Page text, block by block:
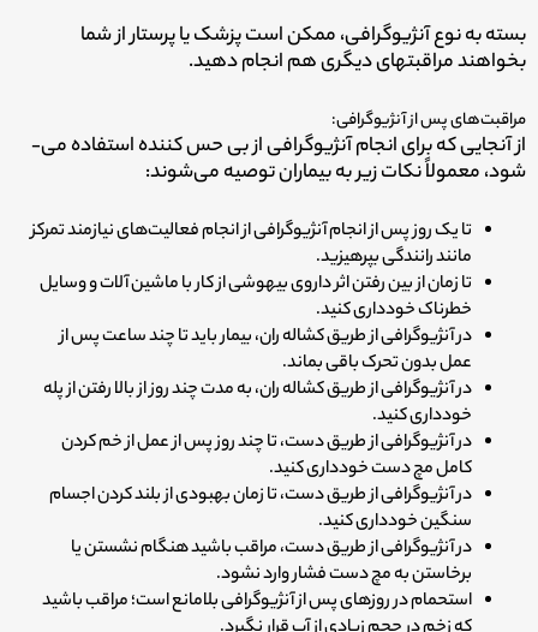
بسته به نوع آنژیوگرافی، ممکن است پزشک یا پرستار از شما
بخواهند مراقبت­های دیگری هم انجام دهید.
مراقبت‌های پس از آنژیوگرافی:
از آنجایی که برای انجام آنژیوگرافی از بی حس کننده استفاده می‌­
شود، معمولاً نکات زیر به بیماران توصیه می­‌شوند:
تا یک روز پس از انجام آنژیوگرافی از انجام فعالیت‌های نیازمند تمرکز
مانند رانندگی بپرهیزید.
تا زمان از بین رفتن اثر داروی بیهوشی از کار با ماشین آلات و وسایل
خطرناک خودداری کنید.
در آنژیوگرافی از طریق کشاله ران، بیمار باید تا چند ساعت پس از
عمل بدون تحرک باقی بماند.
در آنژیوگرافی از طریق کشاله ران، به مدت چند روز از بالا رفتن از پله
خودداری کنید.
در آنژیوگرافی از طریق دست، تا چند روز پس از عمل از خم کردن
کامل مچ دست خودداری کنید.
در آنژیوگرافی از طریق دست، تا زمان بهبودی از بلند کردن اجسام
سنگین خودداری کنید.
در آنژیوگرافی از طریق دست، مراقب باشید هنگام نشستن یا
برخاستن به مچ دست فشار وارد نشود.
استحمام در روزهای پس از آنژیوگرافی بلامانع است؛ مراقب باشید